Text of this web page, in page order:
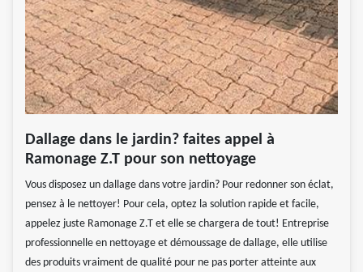
Dallage dans le jardin? faites appel à
Ramonage Z.T pour son nettoyage
Vous disposez un dallage dans votre jardin? Pour redonner son éclat,
pensez à le nettoyer! Pour cela, optez la solution rapide et facile,
appelez juste Ramonage Z.T et elle se chargera de tout! Entreprise
professionnelle en nettoyage et démoussage de dallage, elle utilise
des produits vraiment de qualité pour ne pas porter atteinte aux